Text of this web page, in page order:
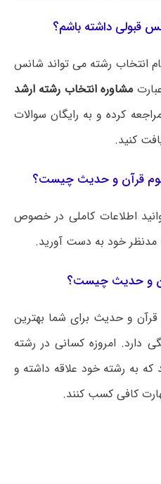
قبولی داشته باشم؟
انتخاب رشته می تواند شانس
مشاوره انتخاب رشته ارشد
کرده و به رایگان سوالات
کنید.
قرآن و حدیث چیست؟
اطلاعات کاملی در خصوص
خود به دست آورید.
و حدیث چیست؟
و حدیث برای شما بهترین
دارد. امروزه کسانی در رشته
به رشته خود علاقه داشته و
کافی کسب کنند.